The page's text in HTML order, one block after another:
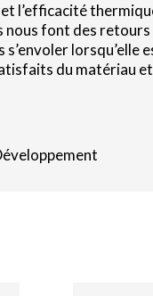
l’efficacité
nous font des
lorsqu’elle
du matériau